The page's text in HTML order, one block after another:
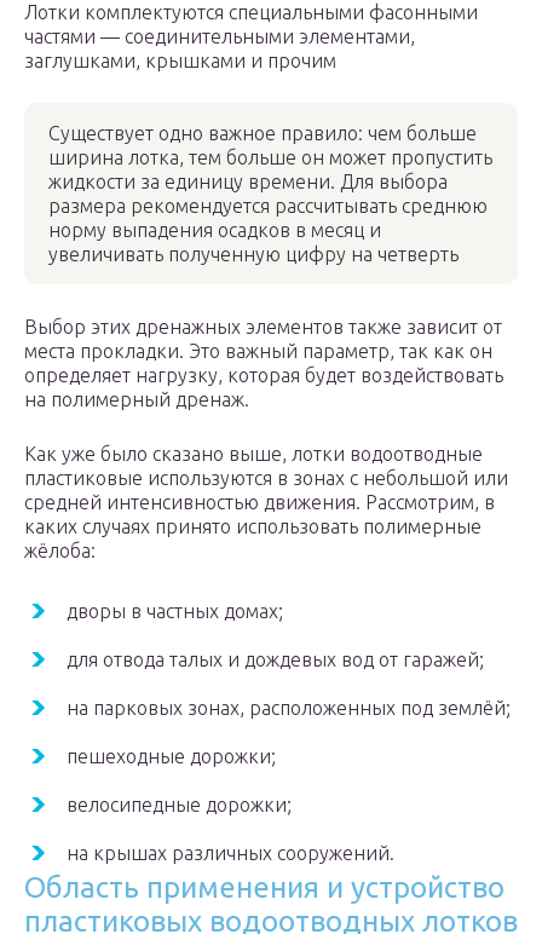
Лотки комплектуются специальными фасонными
частями — соединительными элементами,
заглушками, крышками и прочим
Существует одно важное правило: чем больше
ширина лотка, тем больше он может пропустить
жидкости за единицу времени. Для выбора
размера рекомендуется рассчитывать среднюю
норму выпадения осадков в месяц и
увеличивать полученную цифру на четверть
Выбор этих дренажных элементов также зависит от
места прокладки. Это важный параметр, так как он
определяет нагрузку, которая будет воздействовать
на полимерный дренаж.
Как уже было сказано выше, лотки водоотводные
пластиковые используются в зонах с небольшой или
средней интенсивностью движения. Рассмотрим, в
каких случаях принято использовать полимерные
жёлоба:
дворы в частных домах;
для отвода талых и дождевых вод от гаражей;
на парковых зонах, расположенных под землёй;
пешеходные дорожки;
велосипедные дорожки;
на крышах различных сооружений.
Область применения и устройство
пластиковых водоотводных лотков